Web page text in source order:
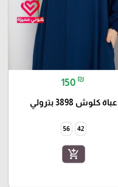
150 ₪
عباة كلوش 3898 بترولي
42
56
add_shopping_cart